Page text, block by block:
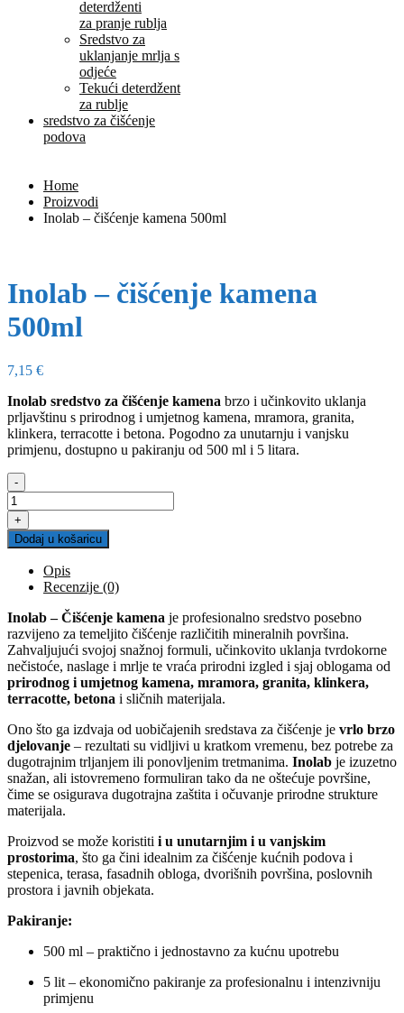
deterdženti
za pranje rublja
Sredstvo za
uklanjanje mrlja s
odjeće
Tekući deterdžent
za rublje
sredstvo za čišćenje
podova
Home
Proizvodi
Inolab – čišćenje kamena 500ml
Inolab – čišćenje kamena
500ml
7,15 €
Inolab sredstvo za čišćenje kamena brzo i učinkovito uklanja
prljavštinu s prirodnog i umjetnog kamena, mramora, granita,
klinkera, terracotte i betona. Pogodno za unutarnju i vanjsku
primjenu, dostupno u pakiranju od 500 ml i 5 litara.
-
Inolab
–
čišćenje
kamena
količina
+
Dodaj u košaricu
Opis
Recenzije (0)
Inolab – Čišćenje kamena je profesionalno sredstvo posebno
razvijeno za temeljito čišćenje različitih mineralnih površina.
Zahvaljujući svojoj snažnoj formuli, učinkovito uklanja tvrdokorne
nečistoće, naslage i mrlje te vraća prirodni izgled i sjaj oblogama od
prirodnog i umjetnog kamena, mramora, granita, klinkera,
terracotte, betona i sličnih materijala.
Ono što ga izdvaja od uobičajenih sredstava za čišćenje je vrlo brzo
djelovanje – rezultati su vidljivi u kratkom vremenu, bez potrebe za
dugotrajnim trljanjem ili ponovljenim tretmanima. Inolab je izuzetno
snažan, ali istovremeno formuliran tako da ne oštećuje površine,
čime se osigurava dugotrajna zaštita i očuvanje prirodne strukture
materijala.
Proizvod se može koristiti i u unutarnjim i u vanjskim
prostorima, što ga čini idealnim za čišćenje kućnih podova i
stepenica, terasa, fasadnih obloga, dvorišnih površina, poslovnih
prostora i javnih objekata.
Pakiranje:
500 ml – praktično i jednostavno za kućnu upotrebu
5 lit – ekonomično pakiranje za profesionalnu i intenzivniju
primjenu